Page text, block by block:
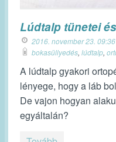
Lúdtalp tünetei
2016. november 23. 09:36
bokasüllyedés, lúdtalp,
A lúdtalp gyakori
lényege, hogy a láb
De vajon hogyan
egyáltalán?